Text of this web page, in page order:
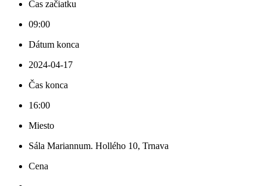
Čas začiatku
09:00
Dátum konca
2024-04-17
Čas konca
16:00
Miesto
Sála Mariannum. Hollého 10, Trnava
Cena